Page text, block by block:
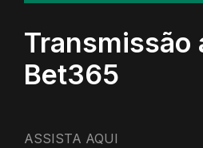
Transmissão
Bet365
ASSISTA AQUI